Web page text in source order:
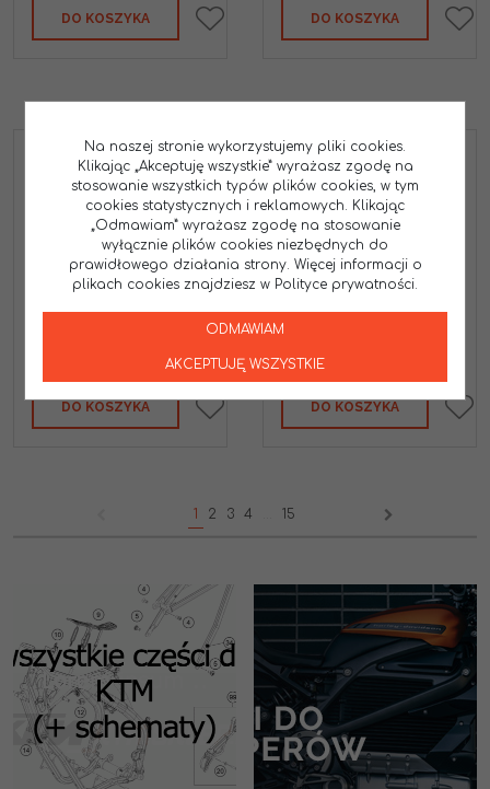
DO KOSZYKA DO KOSZYKA
DOMINO MANETKI (GRIPY)
OFF ROAD D-LOCK NA
JEDNĄ LINKE 2T (Z
ADAPTERAMI ROLGAZU -
KTM, HUSQVARNA,
GASGAS, HONDA,
KAWASAKI, SUZUKI,
YAMAHA I INNE) KOLOR
SZARY
D10046C5200H7-0
PLN
DO KOSZYKA
DOMINO MANETKI (GRIPY)
OFF ROAD
DWUSKŁADNIKOWE
(A260) KOLOR CZARNY/
ŻÓŁTY
A26041C5200A7-0
79.00
DO KOSZYKA
1 2 3 4 15
Na naszej stronie wykorzystujemy pliki cookies.
Klikając „Akceptuję wszystkie” wyrażasz zgodę na
stosowanie wszystkich typów plików cookies, w tym
cookies statystycznych i reklamowych. Klikając
„Odmawiam” wyrażasz zgodę na stosowanie
wyłącznie plików cookies niezbędnych do
prawidłowego działania strony. Więcej informacji o
plikach cookies znajdziesz w Polityce prywatności.
ODMAWIAM
AKCEPTUJĘ WSZYSTKIE